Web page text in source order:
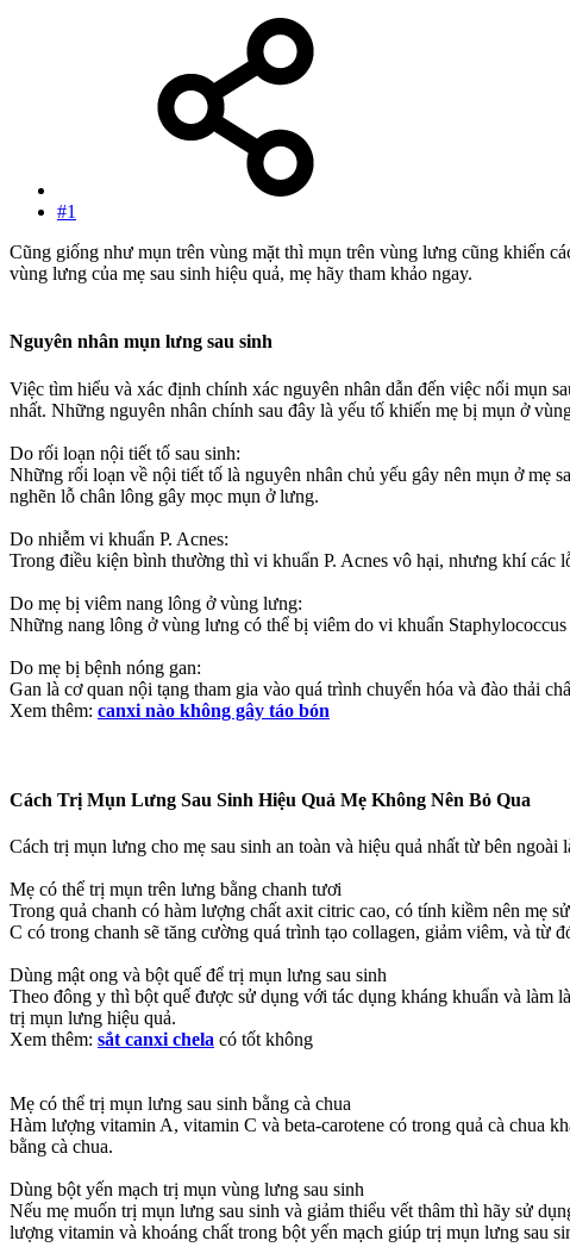
#1
Cũng giống như mụn trên vùng mặt thì mụn trên vùng lưng cũng khiến
vùng lưng của mẹ sau sinh hiệu quả, mẹ hãy tham khảo ngay.
Nguyên nhân mụn lưng sau sinh
Việc tìm hiểu và xác định chính xác nguyên nhân dẫn đến việc nổi mụn
nhất. Những nguyên nhân chính sau đây là yếu tố khiến mẹ bị mụn ở
Do rối loạn nội tiết tố sau sinh:
Những rối loạn về nội tiết tố là nguyên nhân chủ yếu gây nên mụn ở mẹ
nghẽn lỗ chân lông gây mọc mụn ở lưng.
Do nhiễm vi khuẩn P. Acnes:
Trong điều kiện bình thường thì vi khuẩn P. Acnes vô hại, nhưng khí các
Do mẹ bị viêm nang lông ở vùng lưng:
Những nang lông ở vùng lưng có thể bị viêm do vi khuẩn
Do mẹ bị bệnh nóng gan:
Gan là cơ quan nội tạng tham gia vào quá trình chuyển hóa và đào thải
Xem thêm: canxi nào không gây táo bón
Cách Trị Mụn Lưng Sau Sinh Hiệu Quả Mẹ Không Nên Bỏ Qua
Cách trị mụn lưng cho mẹ sau sinh an toàn và hiệu quả nhất từ bên
Mẹ có thể trị mụn trên lưng bằng chanh tươi
Trong quả chanh có hàm lượng chất axit citric cao, có tính kiềm nên mẹ
C có trong chanh sẽ tăng cường quá trình tạo collagen, giảm viêm, và từ
Dùng mật ong và bột quế để trị mụn lưng sau sinh
Theo đông y thì bột quế được sử dụng với tác dụng kháng khuẩn và làm
trị mụn lưng hiệu quả.
Xem thêm: sắt canxi chela có tốt không
Mẹ có thể trị mụn lưng sau sinh bằng cà chua
Hàm lượng vitamin A, vitamin C và beta-carotene có trong quả cà chua
bằng cà chua.
Dùng bột yến mạch trị mụn vùng lưng sau sinh
Nếu mẹ muốn trị mụn lưng sau sinh và giảm thiểu vết thâm thì hãy sử
lượng vitamin và khoáng chất trong bột yến mạch giúp trị mụn lưng sau